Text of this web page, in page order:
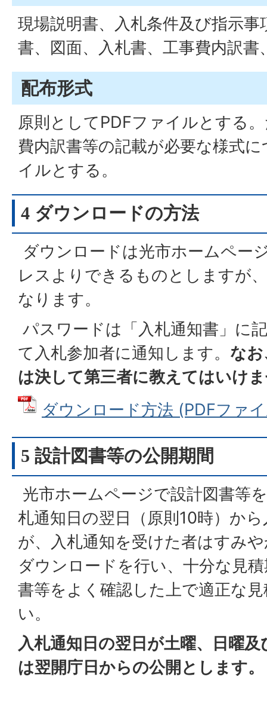
現場説明書、入札条件及び指示事
書、図面、入札書、工事費内訳書
配布形式
原則としてPDFファイルとする
費内訳書等の記載が必要な様式
イルとする。
4 ダウンロードの方法
ダウンロードは光市ホームペー
レスよりできるものとしますが
なります。
パスワードは「入札通知書」に
て入札参加者に通知します。 な
は決して第三者に教えてはいけ
ダウンロード方法 (PDFファ
5 設計図書等の公開期間
光市ホームページで設計図書等
札通知日の翌日（原則10時）か
が、入札通知を受けた者はすみ
ダウンロードを行い、十分な見
書等をよく確認した上で適正な
い。
入札通知日の翌日が土曜、日曜
は翌開庁日からの公開とします。